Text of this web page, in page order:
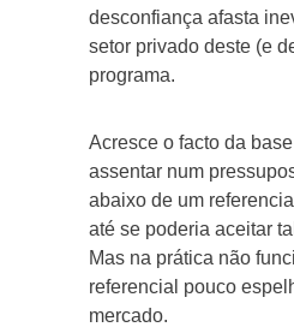
desconfiança afasta
setor privado deste (e
programa.
Acresce o facto da
assentar num
abaixo de um
até se poderia aceitar
Mas na prática não
referencial pouco
mercado.